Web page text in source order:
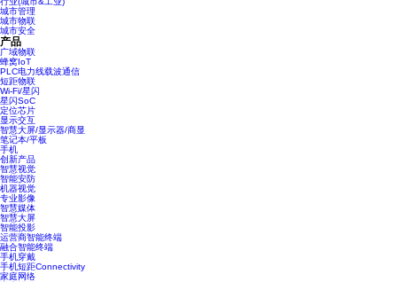
城市管理
城市物联
城市安全
产品
广域物联
蜂窝IoT
PLC电力线载波通信
短距物联
Wi-Fi/星闪
星闪SoC
定位芯片
显示交互
智慧大屏/显示器/商显
笔记本/平板
手机
创新产品
智慧视觉
智能安防
机器视觉
专业影像
智慧媒体
智慧大屏
智能投影
运营商智能终端
融合智能终端
手机穿戴
手机短距Connectivity
家庭网络